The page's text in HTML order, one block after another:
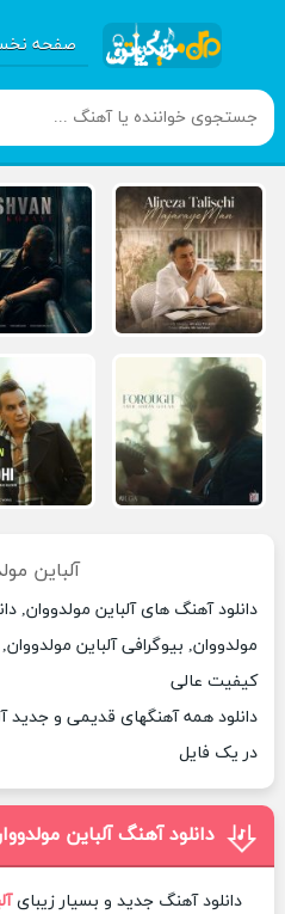
صفحه
آلباین
دانلود آهنگ های آلباین مولدووان,
مولدووان, بیوگرافی آلباین
کیفیت عالی
دانلود همه آهنگهای قدیمی و جدید
در یک فایل
دانلود آهنگ آلباین
دانلود آهنگ جدید و بسیار زیبای